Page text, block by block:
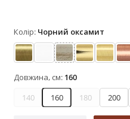
Колір: Чорний оксамит
Антик АрктісБіле золото
Золото
Довжина, см: 160
140
160 180 200